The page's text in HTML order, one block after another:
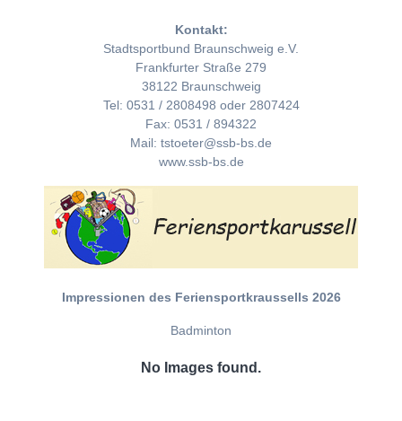
Kontakt:
Stadtsportbund Braunschweig e.V.
Frankfurter Straße 279
38122 Braunschweig
Tel: 0531 / 2808498 oder 2807424
Fax: 0531 / 894322
Mail: tstoeter@ssb-bs.de
www.ssb-bs.de
Impressionen des Feriensportkraussells 2026
Badminton
No Images found.